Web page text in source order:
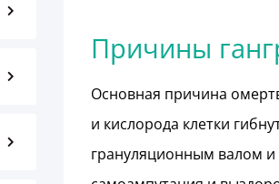
Причины
Основная причина
и кислорода клетки
грануляционным валом и